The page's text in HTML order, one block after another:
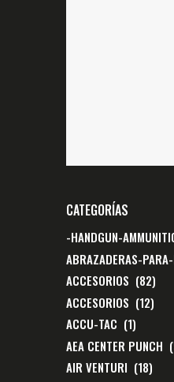
CATEGORÍAS
-HANDGUN-
ABRAZADERAS-
ACCESORIOS (82)
ACCESORIOS (12)
ACCU-TAC (1)
AEA CENTER PUNCH
AIR VENTURI (18)